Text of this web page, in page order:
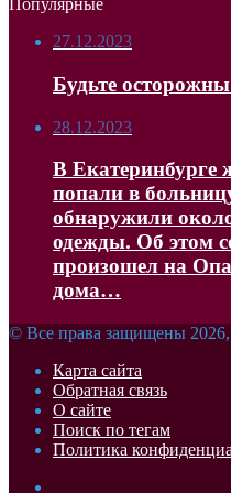
Популярные
27.12.2023
Будьте
28.12.2023
В Екатеринбурге
попали в
обнаружили
одежды. Об этом
произошел на
дома…
© Все права защищены
Карта сайта
Обратная связь
О сайте
Поиск по тегам
Политика